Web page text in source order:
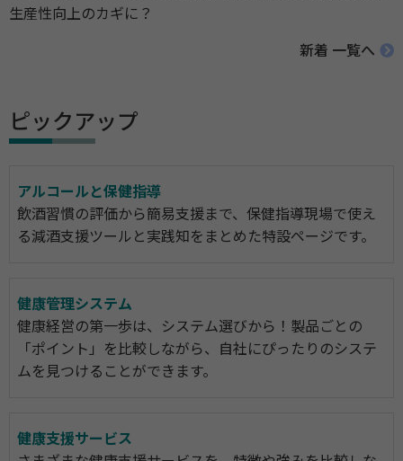
生産性向上のカギに？
新着 一覧へ
ピックアップ
アルコールと保健指導
飲酒習慣の評価から簡易支援まで、保健指導現場で使え
る減酒支援ツールと実践知をまとめた特設ページです。
健康管理システム
健康経営の第一歩は、システム選びから！製品ごとの
「ポイント」を比較しながら、自社にぴったりのシステ
ムを見つけることができます。
健康支援サービス